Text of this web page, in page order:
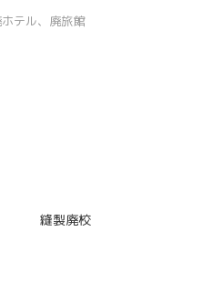
テル、廃旅館
縫製廃校